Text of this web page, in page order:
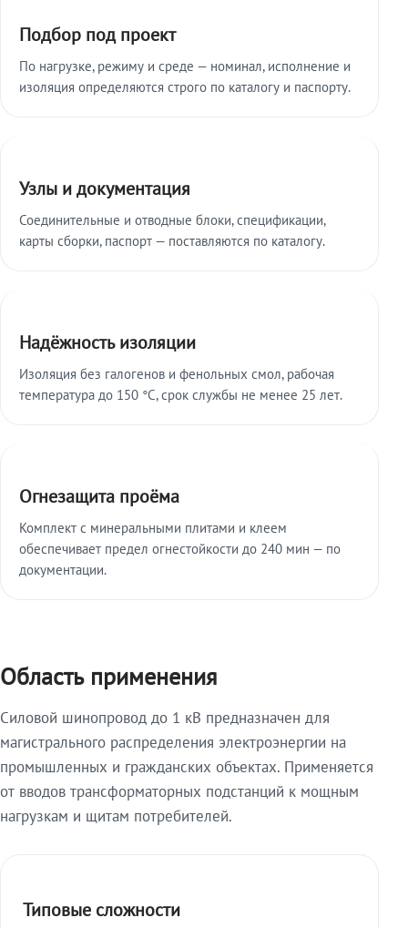
Подбор под проект
По нагрузке, режиму и среде — номинал, исполнение и
изоляция определяются строго по каталогу и паспорту.
Узлы и документация
Соединительные и отводные блоки, спецификации,
карты сборки, паспорт — поставляются по каталогу.
Надёжность изоляции
Изоляция без галогенов и фенольных смол, рабочая
температура до 150 °C, срок службы не менее 25 лет.
Огнезащита проёма
Комплект с минеральными плитами и клеем
обеспечивает предел огнестойкости до 240 мин — по
документации.
Область применения
Силовой шинопровод до 1 кВ предназначен для
магистрального распределения электроэнергии на
промышленных и гражданских объектах. Применяется
от вводов трансформаторных подстанций к мощным
нагрузкам и щитам потребителей.
Типовые сложности